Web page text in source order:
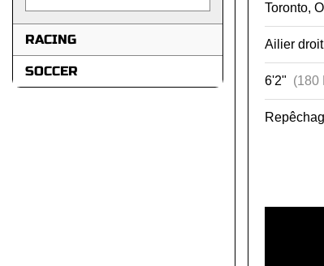
RACING
SOCCER
Toronto,
Ailier droit
6'2" (180